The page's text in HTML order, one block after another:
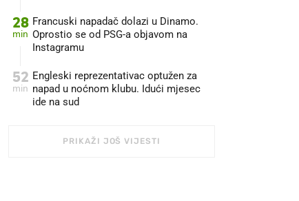
28
min
Francuski napadač dolazi u Dinamo.
Oprostio se od PSG-a objavom na
Instagramu
52
min
Engleski reprezentativac optužen za
napad u noćnom klubu. Idući mjesec
ide na sud
PRIKAŽI JOŠ VIJESTI